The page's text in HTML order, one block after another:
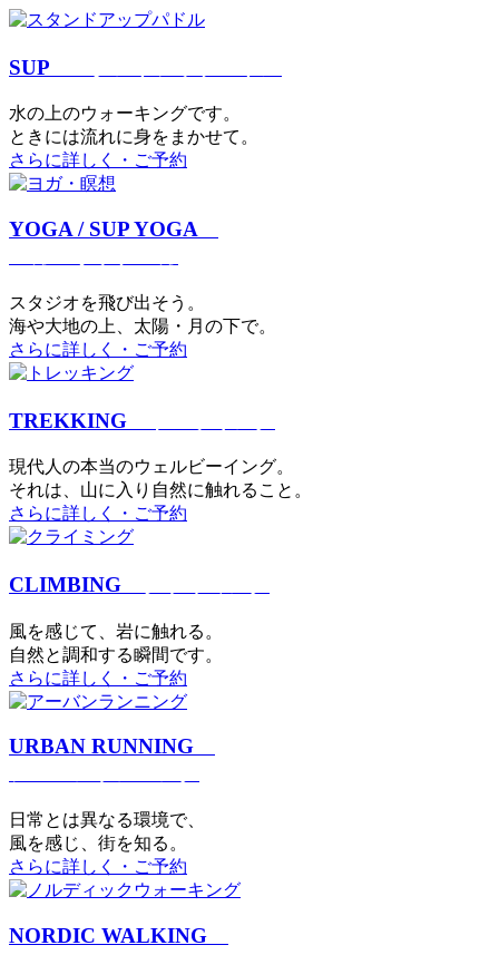
SUP
⽔の上のウォーキングです。
ときには流れに身をまかせて。
さらに詳しく・ご予約
YOGA / SUP YOGA
スタジオを⾶び出そう。
海や大地の上、太陽・⽉の下で。
さらに詳しく・ご予約
TREKKING
現代⼈の本当のウェルビーイング。
それは、⼭に⼊り⾃然に触れること。
さらに詳しく・ご予約
CLIMBING
⾵を感じて、岩に触れる。
⾃然と調和する瞬間です。
さらに詳しく・ご予約
URBAN RUNNING
日常とは異なる環境で、
風を感じ、街を知る。
さらに詳しく・ご予約
NORDIC WALKING